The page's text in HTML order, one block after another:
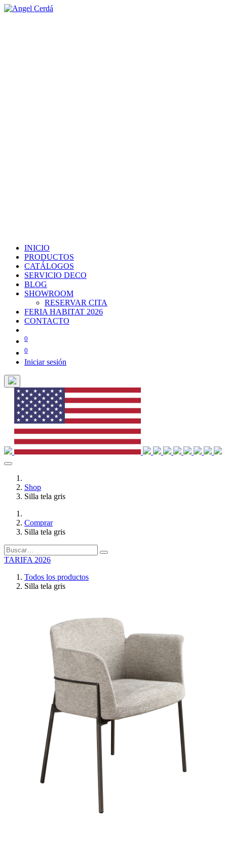
INICIO
PRODUCTOS
CATÁLOGOS
SERVICIO DECO
BLOG
SHOWROOM
RESERVAR CITA
FERIA HABITAT 2026
CONTACTO
0
0
Iniciar sesión
Shop
Silla tela gris
Comprar
Silla tela gris
TARIFA 2026
Todos los productos
Silla tela gris